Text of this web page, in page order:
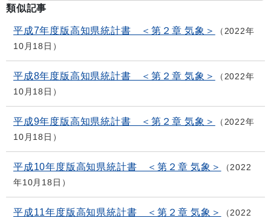
類似記事
平成7年度版高知県統計書 ＜第２章 気象＞
2022年
10月18日
平成8年度版高知県統計書 ＜第２章 気象＞
2022年
10月18日
平成9年度版高知県統計書 ＜第２章 気象＞
2022年
10月18日
平成10年度版高知県統計書 ＜第２章 気象＞
2022
年10月18日
平成11年度版高知県統計書 ＜第２章 気象＞
2022